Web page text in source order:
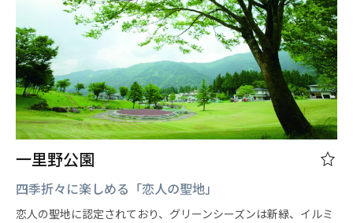
一里野公園
四季折々に楽しめる「恋人の聖地」
恋人の聖地に認定されており、グリーンシーズンは新緑、イルミ